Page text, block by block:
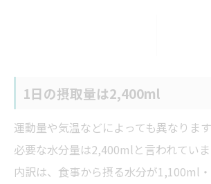
1日の摂取量は2,400ml
運動量や気温などによっても異なりま
必要な水分量は2,400mlと言われていま
内訳は、食事から摂る水分が1,100ml